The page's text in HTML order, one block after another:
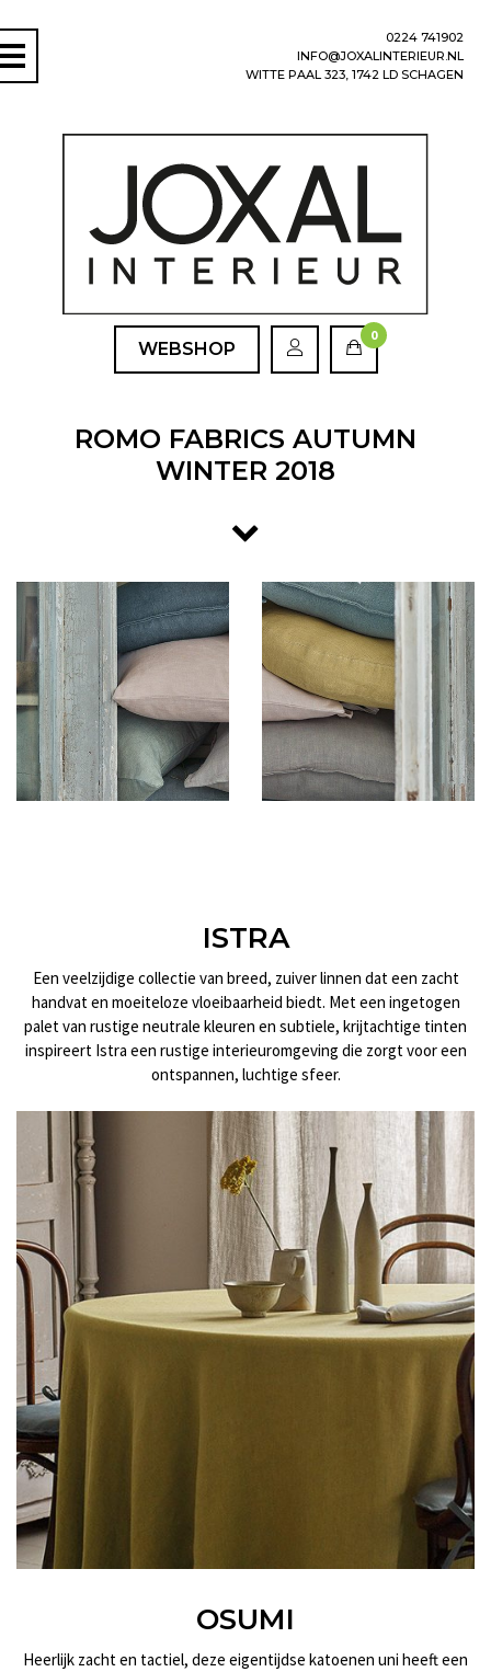
0224 741902
INFO@JOXALINTERIEUR.NL
WITTE PAAL 323, 1742 LD SCHAGEN
WEBSHOP
0
ROMO FABRICS AUTUMN
WINTER 2018
ISTRA
Een veelzijdige collectie van breed, zuiver linnen dat een zacht
handvat en moeiteloze vloeibaarheid biedt. Met een ingetogen
palet van rustige neutrale kleuren en subtiele, krijtachtige tinten
inspireert Istra een rustige interieuromgeving die zorgt voor een
ontspannen, luchtige sfeer.
OSUMI
Heerlijk zacht en tactiel, deze eigentijdse katoenen uni heeft een